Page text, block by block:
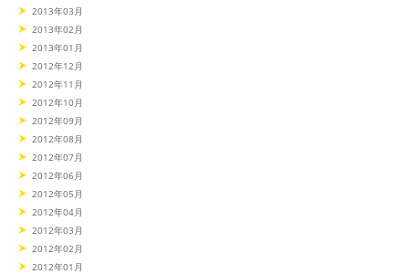
2013年03月
2013年02月
2013年01月
2012年12月
2012年11月
2012年10月
2012年09月
2012年08月
2012年07月
2012年06月
2012年05月
2012年04月
2012年03月
2012年02月
2012年01月